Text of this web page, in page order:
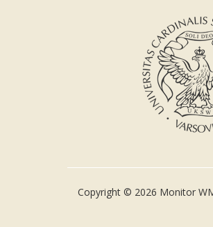
Copyright © 2026 Monitor